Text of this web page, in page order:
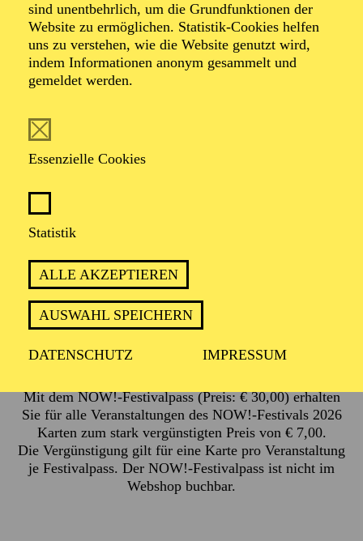
sind unentbehrlich, um die Grundfunktionen der
Website zu ermöglichen. Statistik-Cookies helfen
uns zu verstehen, wie die Website genutzt wird,
indem Informationen anonym gesammelt und
gemeldet werden.
Essenzielle Cookies
Statistik
ALLE AKZEPTIEREN
AUSWAHL SPEICHERN
DATENSCHUTZ IMPRESSUM
Veranstalter: Eine Kooperation der Philharmonie Essen
mit der Gesellschaft für Neue Musik Ruhr
Auftaktperformance in der Essener Innenstadt
Mit Teilnehmenden verschiedener Workshops und der
Gesellschaft für Neue Musik Ruhr
Veranstaltungsende ca. 22:00 Uhr
Mit dem NOW!-Festivalpass (Preis: € 30,00) erhalten
Sie für alle Veranstaltungen des NOW!-Festivals 2026
Karten zum stark vergünstigten Preis von € 7,00.
Die Vergünstigung gilt für eine Karte pro Veranstaltung
je Festivalpass. Der NOW!-Festivalpass ist nicht im
Webshop buchbar.